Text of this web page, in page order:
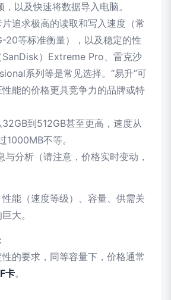
以及快速将数据导入电脑。
片追求极高的读取和写入速度（常
20等标准衡量），以及稳定的性
SanDisk）Extreme Pro、雷克沙
系列等是常见选择。“易升”可
能的价格更具竞争力的品牌或特
32GB到512GB甚至更高，速度从
1000MB不等。
分析（请注意，价格实时变动，
能（速度等级）、容量、供需关
大。
：
的要求，同等容量下，价格通常
卡。